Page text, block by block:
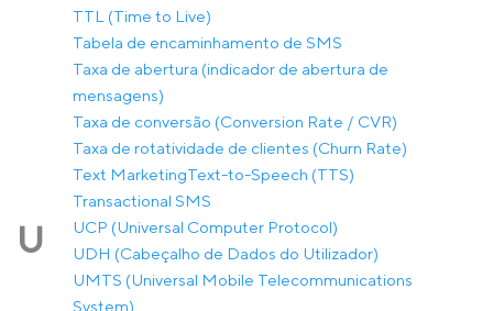
TTL (Time to Live)
Tabela de encaminhamento de SMS
Taxa de abertura (indicador de abertura de
mensagens)
Taxa de conversão (Conversion Rate / CVR)
Taxa de rotatividade de clientes (Churn Rate)
Text MarketingText-to-Speech (TTS)
Transactional SMS
U
UCP (Universal Computer Protocol)
UDH (Cabeçalho de Dados do Utilizador)
UMTS (Universal Mobile Telecommunications
System)